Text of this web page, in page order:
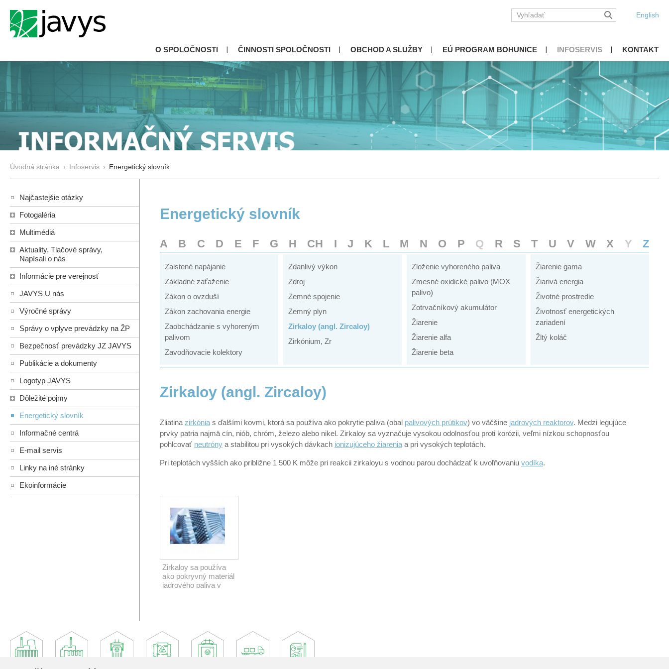
English
O SPOLOČNOSTI ČINNOSTI SPOLOČNOSTI OBCHOD A SLUŽBY EÚ PROGRAM BOHUNICE INFOSERVIS KONTAKT
Úvodná stránka › Infoservis › Energetický slovník
Najčastejšie otázky
Fotogaléria
Multimédiá
Aktuality, Tlačové správy,
Napísali o nás
Informácie pre verejnosť
JAVYS U nás
Výročné správy
Správy o vplyve prevádzky na ŽP
Bezpečnosť prevádzky JZ JAVYS
Publikácie a dokumenty
Logotyp JAVYS
Dôležité pojmy
Energetický slovník
Informačné centrá
E-mail servis
Linky na iné stránky
Ekoinformácie
Energetický slovník
A B C D E F G H CH I J K L M N O P Q R S T U V W X Y Z
Zaistené napájanie
Základné zaťaženie
Zákon o ovzduší
Zákon zachovania energie
Zaobchádzanie s vyhoreným
palivom
Zavodňovacie kolektory
Zdanlivý výkon
Zdroj
Zemné spojenie
Zemný plyn
Zirkaloy (angl. Zircaloy)
Zirkónium, Zr
Zloženie vyhoreného paliva
Zmesné oxidické palivo (MOX
palivo)
Zotrvačníkový akumulátor
Žiarenie
Žiarenie alfa
Žiarenie beta
Žiarenie gama
Žiarivá energia
Životné prostredie
Životnosť energetických
zariadení
Žltý koláč
Zirkaloy (angl. Zircaloy)
Zliatina zirkónia s ďalšími kovmi, ktorá sa používa ako pokrytie paliva (obal palivových prútikov) vo väčšine jadrových reaktorov. Medzi legujúce
prvky patria najmä cín, niób, chróm, železo alebo nikel. Zirkaloy sa vyznačuje vysokou odolnosťou proti korózii, veľmi nízkou schopnosťou
pohlcovať neutróny a stabilitou pri vysokých dávkach ionizujúceho žiarenia a pri vysokých teplotách.
Pri teplotách vyšších ako približne 1 500 K môže pri reakcii zirkaloyu s vodnou parou dochádzať k uvoľňovaniu vodíka.
Zirkaloy sa používa
ako pokryvný materiál
jadrového paliva v